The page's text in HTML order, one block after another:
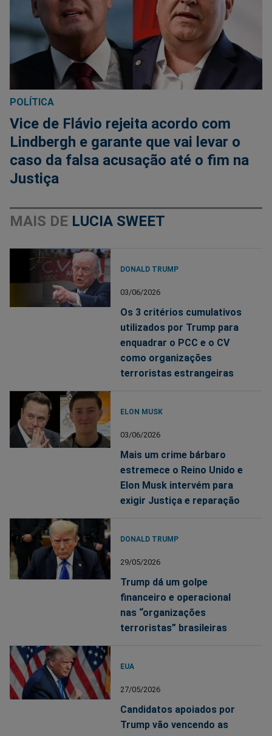
POLÍTICA
Vice de Flávio rejeita acordo com
Lindbergh e garante que vai levar o
caso da falsa acusação até o fim na
Justiça
MAIS DE LUCIA SWEET
DONALD TRUMP
03/06/2026
Os 3 critérios cumulativos
utilizados por Trump para
enquadrar o PCC e o CV
como organizações
terroristas estrangeiras
ELON MUSK
03/06/2026
Mais um crime bárbaro
estremece o Reino Unido e
Elon Musk intervém para
exigir Justiça e reparação
DONALD TRUMP
29/05/2026
Trump dá um golpe
financeiro e operacional
nas “organizações
terroristas” brasileiras
EUA
27/05/2026
Candidatos apoiados por
Trump vão vencendo as